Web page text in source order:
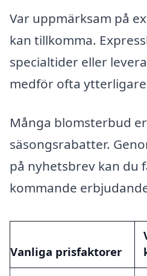
Var uppmärksam på
kan tillkomma.
specialtider eller
medför ofta
Många blomsterbud
säsongsrabatter.
på nyhetsbrev kan du
kommande
Vanliga prisfaktorer